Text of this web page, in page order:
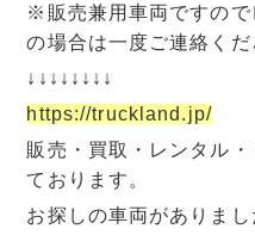
※販売兼用車両ですので
の場合は一度ご連絡くだ
↓↓↓↓↓↓↓↓
https://truckland.jp/
販売・買取・レンタル
ております。
お探しの車両がありま